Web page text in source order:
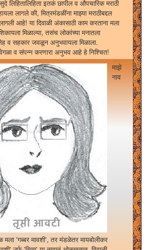
लिहितालिहिता इतकं छापील व औपचारिक मराठी
लागले की, मित्रमंडळींना माझ्या मराठीबद्दल
आहे! या दिवाळी अंकासाठी काम करताना मला
शिकायला मिळाल्या, तसंच लोकांच्या मनातला
व सहकार जवळून अनुभवायला मिळाला.
वेगळा व संपन्न करणारा अनुभव आहे हे निश्चित!
माझे
नाव
मला 'गब्बर मावशी', तर मंडळेतर मायबोलीकर